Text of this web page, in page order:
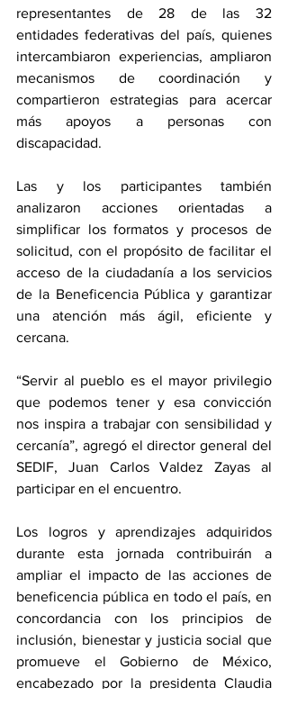
representantes de 28 de las 32
entidades federativas del país, quienes
intercambiaron experiencias, ampliaron
mecanismos de coordinación y
compartieron estrategias para acercar
más apoyos a personas con
discapacidad.
Las y los participantes también
analizaron acciones orientadas a
simplificar los formatos y procesos de
solicitud, con el propósito de facilitar el
acceso de la ciudadanía a los servicios
de la Beneficencia Pública y garantizar
una atención más ágil, eficiente y
cercana.
“Servir al pueblo es el mayor privilegio
que podemos tener y esa convicción
nos inspira a trabajar con sensibilidad y
cercanía”, agregó el director general del
SEDIF, Juan Carlos Valdez Zayas al
participar en el encuentro.
Los logros y aprendizajes adquiridos
durante esta jornada contribuirán a
ampliar el impacto de las acciones de
beneficencia pública en todo el país, en
concordancia con los principios de
inclusión, bienestar y justicia social que
promueve el Gobierno de México,
encabezado por la presidenta Claudia